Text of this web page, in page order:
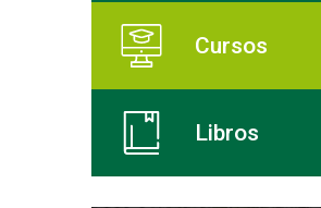
Cursos
Libros